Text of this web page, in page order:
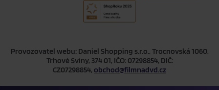
Provozovatel webu: Daniel Shopping s.r.o., Trocnovská 1060,
Trhové Sviny, 374 01, IČO: 07298854, DIČ:
CZ07298854, obchod@filmnadvd.cz